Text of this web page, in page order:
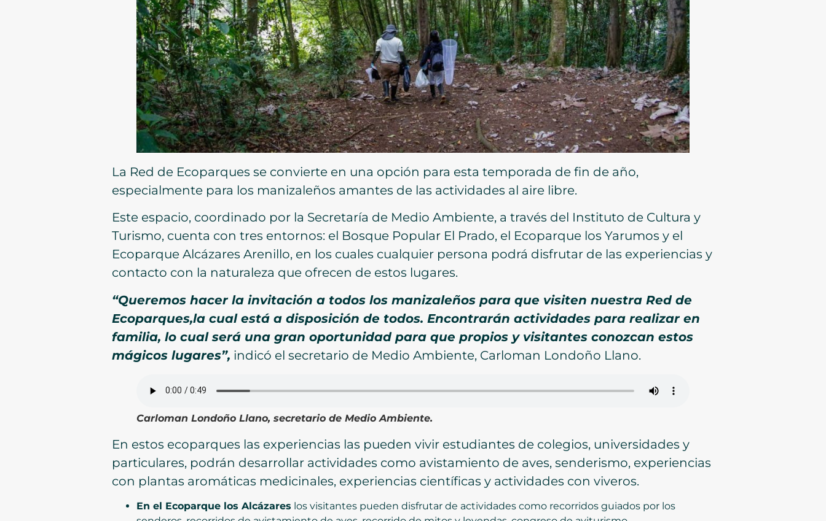
La Red de Ecoparques se convierte en una opción para esta temporada de fin de año,
especialmente para los manizaleños amantes de las actividades al aire libre.
Este espacio, coordinado por la Secretaría de Medio Ambiente, a través del Instituto de Cultura y
Turismo, cuenta con tres entornos: el Bosque Popular El Prado, el Ecoparque los Yarumos y el
Ecoparque Alcázares Arenillo, en los cuales cualquier persona podrá disfrutar de las experiencias y
contacto con la naturaleza que ofrecen de estos lugares.
“Queremos hacer la invitación a todos los manizaleños para que visiten nuestra Red de
Ecoparques,la cual está a disposición de todos. Encontrarán actividades para realizar en
familia, lo cual será una gran oportunidad para que propios y visitantes conozcan estos
mágicos lugares”, indicó el secretario de Medio Ambiente, Carloman Londoño Llano.
Carloman Londoño Llano, secretario de Medio Ambiente.
En estos ecoparques las experiencias las pueden vivir estudiantes de colegios, universidades y
particulares, podrán desarrollar actividades como avistamiento de aves, senderismo, experiencias
con plantas aromáticas medicinales, experiencias científicas y actividades con viveros.
En el Ecoparque los Alcázares los visitantes pueden disfrutar de actividades como recorridos guiados por los